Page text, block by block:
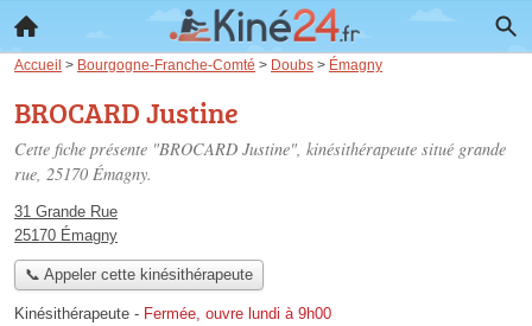
Accueil > Bourgogne-Franche-Comté > Doubs > Émagny
BROCARD Justine
Cette fiche présente "BROCARD Justine", kinésithérapeute situé grande
rue, 25170 Émagny.
31 Grande Rue
25170 Émagny
📞 Appeler cette kinésithérapeute
Kinésithérapeute - Fermée, ouvre lundi à 9h00